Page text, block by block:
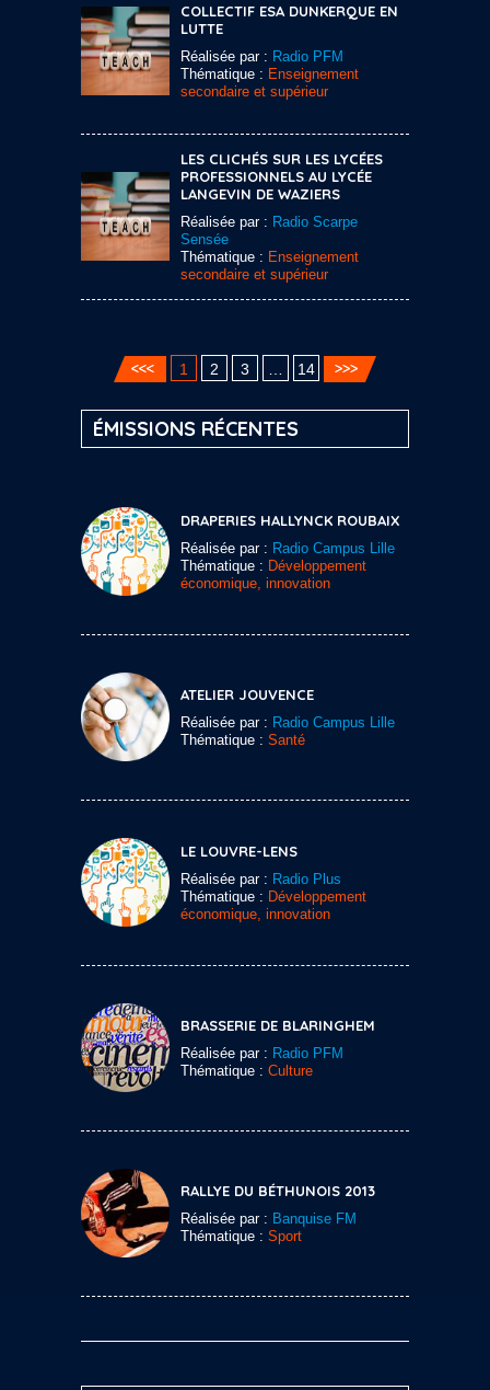
COLLECTIF ESA DUNKERQUE EN
LUTTE
Réalisée par : Radio PFM
Thématique : Enseignement
secondaire et supérieur
LES CLICHÉS SUR LES LYCÉES
PROFESSIONNELS AU LYCÉE
LANGEVIN DE WAZIERS
Réalisée par : Radio Scarpe
Sensée
Thématique : Enseignement
secondaire et supérieur
1 2 3 14
ÉMISSIONS RÉCENTES
DRAPERIES HALLYNCK ROUBAIX
Réalisée par : Radio Campus Lille
Thématique : Développement
économique, innovation
ATELIER JOUVENCE
Réalisée par : Radio Campus Lille
Thématique : Santé
LE LOUVRE-LENS
Réalisée par : Radio Plus
Thématique : Développement
économique, innovation
BRASSERIE DE BLARINGHEM
Réalisée par : Radio PFM
Thématique : Culture
RALLYE DU BÉTHUNOIS 2013
Réalisée par : Banquise FM
Thématique : Sport